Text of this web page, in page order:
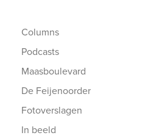
Columns
Podcasts
Maasboulevard
De Feijenoorder
Fotoverslagen
In beeld